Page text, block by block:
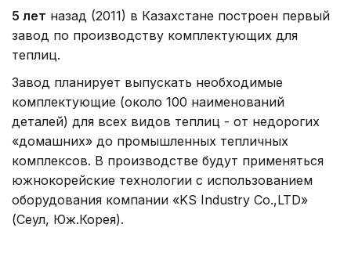
5 лет назад (2011) в Казахстане построен первый
завод по производству комплектующих для
теплиц.
Завод планирует выпускать необходимые
комплектующие (около 100 наименований
деталей) для всех видов теплиц - от недорогих
«домашних» до промышленных тепличных
комплексов. В производстве будут применяться
южнокорейские технологии с использованием
оборудования компании «KS Industry Co.,LTD»
(Сеул, Юж.Корея).